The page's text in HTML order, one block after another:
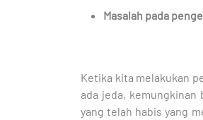
Masalah pada
Ketika kita melakukan
ada jeda, kemungkinan
yang telah habis yang